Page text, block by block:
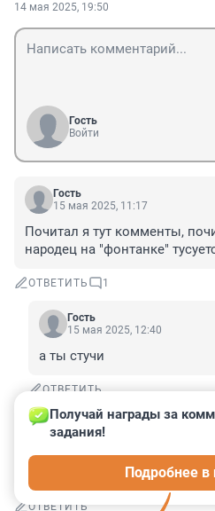
14 мая 2025, 19:50
Гость
Войти
Гость
15 мая 2025, 11:17
Почитал я тут комменты,
народец на "фонтанке"
ОТВЕТИТЬ 1
Гость
15 мая 2025, 12:40
а ты стучи
ОТВЕТИТЬ
Гость
15 мая 2025, 08:03
очень хорошо, нужна
скажет спасибо.
ОТВЕТИТЬ
Получай награды за
задания!
Подробнее в